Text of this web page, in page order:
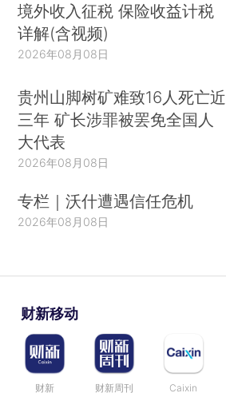
境外收入征税 保险收益计税
详解(含视频)
2026年08月08日
贵州山脚树矿难致16人死亡近
三年 矿长涉罪被罢免全国人
大代表
2026年08月08日
专栏｜沃什遭遇信任危机
2026年08月08日
财新移动
财新 财新周刊 Caixin